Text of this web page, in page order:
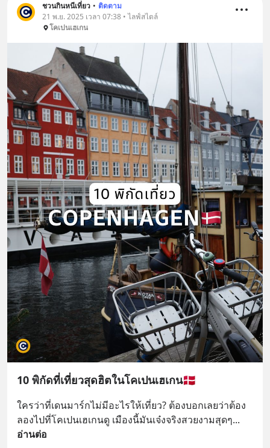
ชวนกินหนีเที่ยว • ติดตาม
21 พ.ย. 2025 เวลา 07:38 • ไลฟ์สไตล์
โคเปนเฮเกน
10 พิกัดที่เที่ยวสุดฮิตในโคเปนเฮเกน🇩🇰
ใครว่าที่เดนมาร์กไม่มีอะไรให้เที่ยว? ต้องบอกเลยว่าต้อง
ลองไปที่โคเปนเฮเกนดู เมืองนี้มันเจ๋งจริงสวยงามสุดๆ
อ่านต่อ